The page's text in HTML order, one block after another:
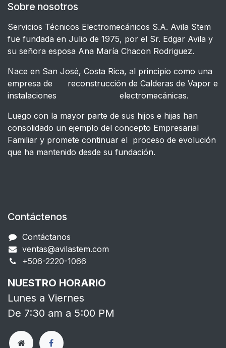
Sobre nosotros
Servicios Técnicos Electromecánicos S.A. Avila Stem
fue fundada en Julio de 1975, por el Sr. Edgar Avila y
su señora esposa Ana María Chacon Rodriguez.
Nace en San José, Costa Rica, al principio como una
empresa de reconstrucción de Calderas de Vapor e
instalaciones electromecánicas.
Luego con la mayor parte de sus hijos e hijas han
consolidado un ejemplo del concepto Empresarial
Familiar y promete continuar el proceso de evolución
que ha mantenido desde su fundación.
Contáctenos
Contáctanos
ventas@avilastem.com
+506-2220-1066​
NUESTRO HORARIO
Lunes a Viernes
De 7:30 am a 5:00 PM